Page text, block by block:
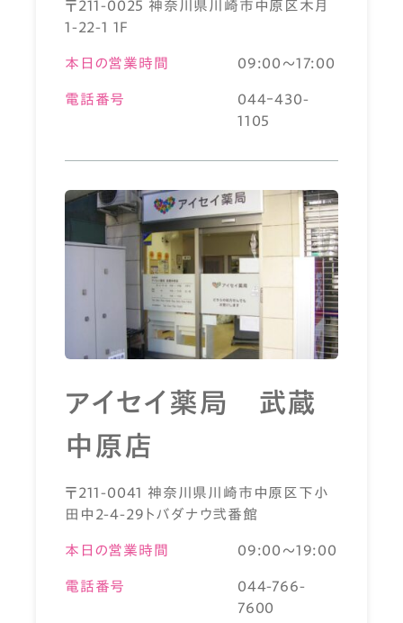
〒211-0025 神奈川県川崎市中原区木月
1-22-1 1F
本日の営業時間 09:00～17:00
電話番号
044ｰ430-
1105
アイセイ薬局 武蔵
中原店
〒211-0041 神奈川県川崎市中原区下小
田中2-4-29トバダナウ弐番館
本日の営業時間 09:00～19:00
電話番号
044-766-
7600